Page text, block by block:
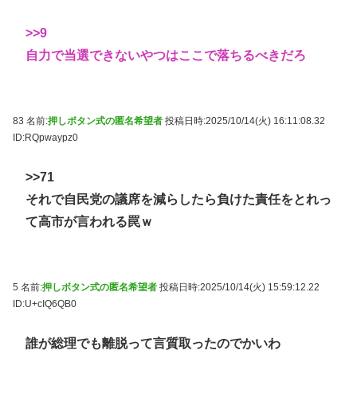
>>9
自力で当選できないやつはここで落ちるべきだろ
83 名前:押しボタン式の匿名希望者 投稿日時:2025/10/14(火) 16:11:08.32
ID:RQpwaypz0
>>71
それで自民党の議席を減らしたら負けた責任をとれっ
て高市が言われる罠ｗ
5 名前:押しボタン式の匿名希望者 投稿日時:2025/10/14(火) 15:59:12.22
ID:U+cIQ6QB0
誰が総理でも離脱って言質取ったのでかいわ